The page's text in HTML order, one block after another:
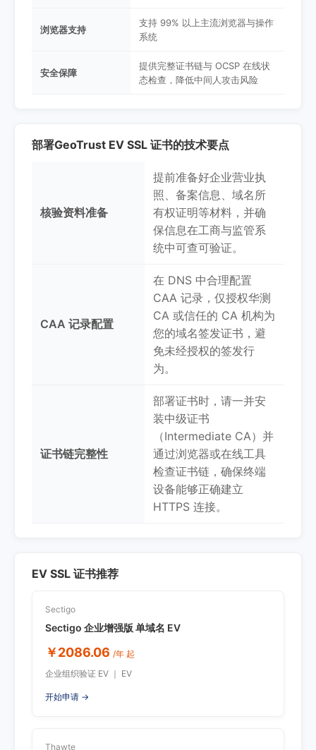
浏览器支持
支持 99% 以上主流浏览器与操作
系统
安全保障
提供完整证书链与 OCSP 在线状
态检查，降低中间人攻击风险
部署GeoTrust EV SSL 证书的技术要点
核验资料准备
提前准备好企业营业执
照、备案信息、域名所
有权证明等材料，并确
保信息在工商与监管系
统中可查可验证。
CAA 记录配置
在 DNS 中合理配置
CAA 记录，仅授权华测
CA 或信任的 CA 机构为
您的域名签发证书，避
免未经授权的签发行
为。
证书链完整性
部署证书时，请一并安
装中级证书
（Intermediate CA）并
通过浏览器或在线工具
检查证书链，确保终端
设备能够正确建立
HTTPS 连接。
EV SSL 证书推荐
Sectigo
Sectigo 企业增强版 单域名 EV
￥2086.06 /年 起
企业组织验证 EV ｜ EV
开始申请 →
Thawte